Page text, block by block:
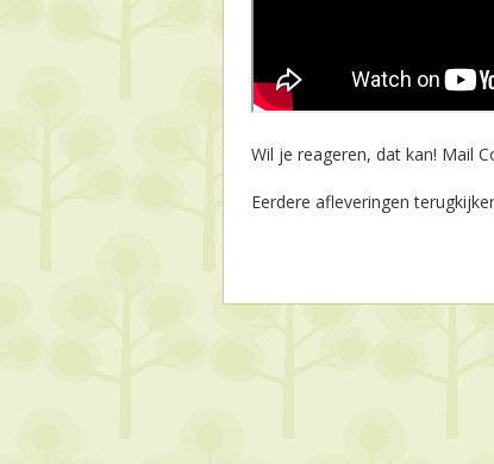
Wil je reageren, dat kan! Mail
Eerdere afleveringen